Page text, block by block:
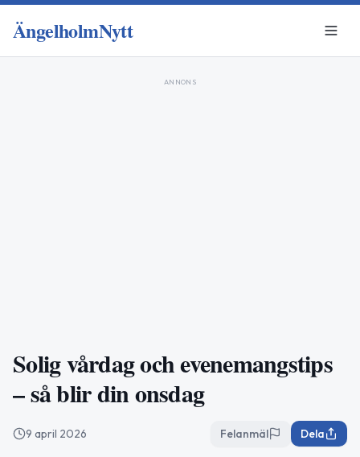
ÄngelholmNytt
ANNONS
Solig vårdag och evenemangstips
– så blir din onsdag
9 april 2026 Felanmäl Dela